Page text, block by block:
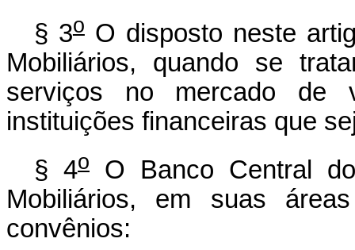
§ 3oO disposto neste
Mobiliários, quando se
serviços no mercado de
instituições financeiras que
§ 4o
O Banco Central
Mobiliários, em suas
convênios: